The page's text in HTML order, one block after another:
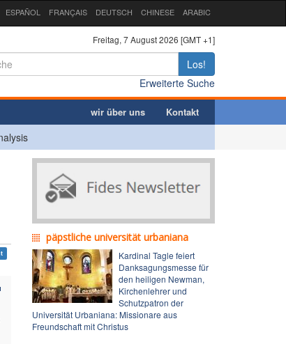
ESPAÑOL FRANÇAIS DEUTSCH CHINESE ARABIC
Freitag, 7 August 2026 [GMT +1]
Los!
Erweiterte Suche
wir über uns Kontakt
päpstliche universität urbaniana
Kardinal Tagle feiert
Danksagungsmesse für
den heiligen Newman,
Kirchenlehrer und
Schutzpatron der
Universität Urbaniana: Missionare aus
Freundschaft mit Christus